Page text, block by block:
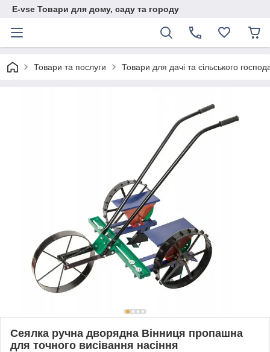
E-vse Товари для дому, саду та городу
Товари та послуги Товари для дачі та сільського
Сеялка ручна дворядна Вінниця пропашна
для точного висівання насіння